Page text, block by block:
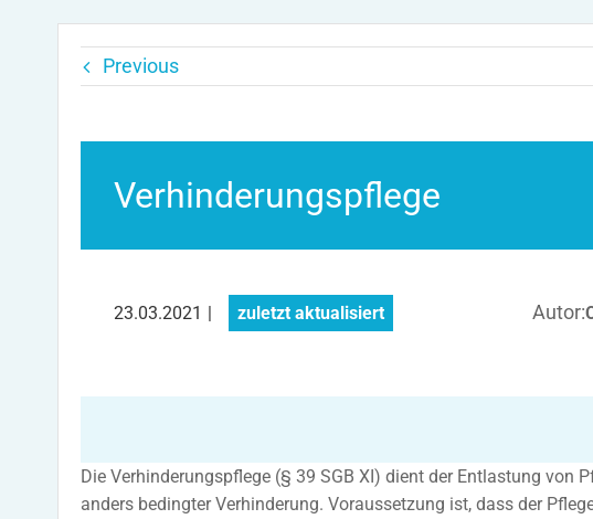
Previous
Verhinderungspflege
23.03.2021 | zuletzt aktualisiert Autor:
Die Verhinderungspflege (§ 39 SGB XI) dient der Entlastung von
anders bedingter Verhinderung. Voraussetzung ist, dass der